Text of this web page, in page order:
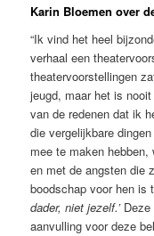
Karin Bloemen over
“Ik vind het heel
verhaal een
theatervoorstellingen
jeugd, maar het is
van de redenen dat ik
die vergelijkbare
mee te maken
en met de angsten die
boodschap voor hen is
dader, niet jezelf.’Deze
aanvulling voor deze